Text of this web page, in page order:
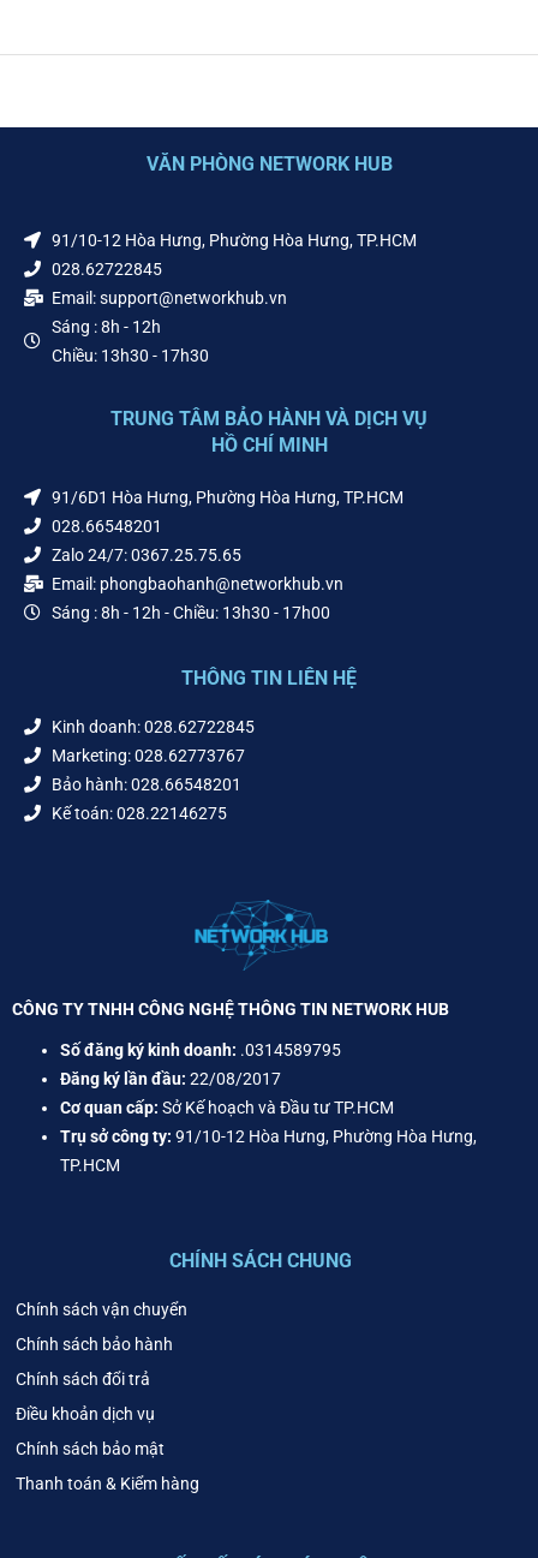
VĂN PHÒNG NETWORK HUB
91/10-12 Hòa Hưng, Phường Hòa Hưng, TP.HCM
028.62722845
Email: support@networkhub.vn
Sáng : 8h - 12h
Chiều: 13h30 - 17h30
TRUNG TÂM BẢO HÀNH VÀ DỊCH VỤ
HỒ CHÍ MINH
91/6D1 Hòa Hưng, Phường Hòa Hưng, TP.HCM
028.66548201
Zalo 24/7: 0367.25.75.65
Email: phongbaohanh@networkhub.vn
Sáng : 8h - 12h - Chiều: 13h30 - 17h00
THÔNG TIN LIÊN HỆ
Kinh doanh: 028.62722845
Marketing: 028.62773767
Bảo hành: 028.66548201
Kế toán: 028.22146275
CÔNG TY TNHH CÔNG NGHỆ THÔNG TIN NETWORK HUB
Số đăng ký kinh doanh: .0314589795
Đăng ký lần đầu: 22/08/2017
Cơ quan cấp: Sở Kế hoạch và Đầu tư TP.HCM
Trụ sở công ty: 91/10-12 Hòa Hưng, Phường Hòa Hưng,
TP.HCM
CHÍNH SÁCH CHUNG
Chính sách vận chuyển
Chính sách bảo hành
Chính sách đổi trả
Điều khoản dịch vụ
Chính sách bảo mật
Thanh toán & Kiểm hàng